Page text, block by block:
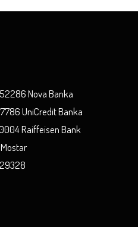
Nova Banka
UniCredit Banka
Raiffeisen Bank